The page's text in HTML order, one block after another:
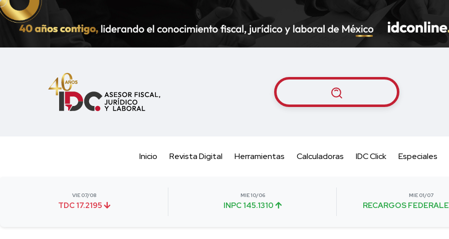
Inicio Revista Digital Herramientas Calculadoras IDC Click Especiales
VIE 07/08
TDC 17.2195
MIE 10/06
INPC 145.1310
MIE 01/07
RECARGOS